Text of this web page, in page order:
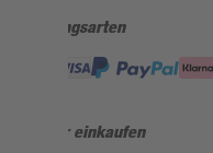
Zahlungsarten
Sicher einkaufen